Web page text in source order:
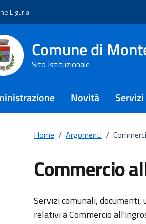
Liguria
Comune di
Sito Istituzionale
Novità Servizi
Home / Argomenti /
Commercio
Dettagli
Servizi comunali,
relativi a Commercio